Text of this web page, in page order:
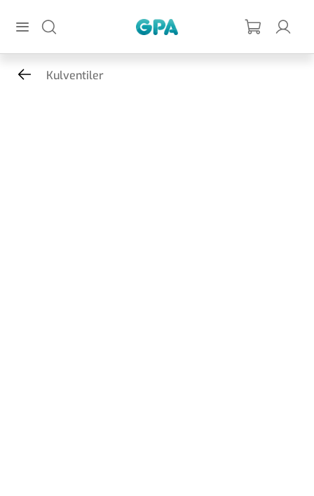
Kulventiler